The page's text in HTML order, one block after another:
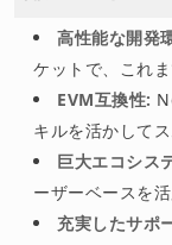
高性能な開発
ケットで、これ
EVM互換性:
キルを活かして
巨大エコシス
ーザーベースを活
充実したサポ